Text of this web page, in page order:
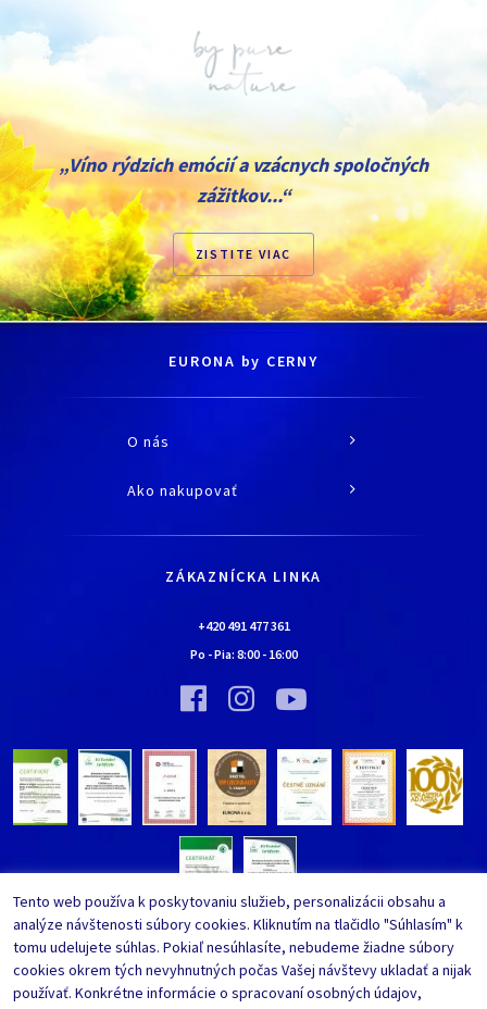
„Víno rýdzich emócií a vzácnych spoločných
zážitkov...“
ZISTITE VIAC
EURONA by CERNY
O nás
O spoločnosti
Kontaktné údaje
Bolo nebolo…
Vínna pivnica EURONA by Cerny
Bolo nebolo…
Ako nakupovať
Všetko o nákupe
Najčastejšie kladené otázky
Upraviť nastavenia ochrany
ZÁKAZNÍCKA LINKA
+420 491 477 361
Po - Pia: 8:00- 16:00
Tento web používa k poskytovaniu služieb, personalizácii obsahu a
analýze návštenosti súbory cookies. Kliknutím na tlačidlo "Súhlasím" k
tomu udelujete súhlas. Pokiaľ nesúhlasíte, nebudeme žiadne súbory
cookies okrem tých nevyhnutných počas Vašej návštevy ukladať a nijak
používať. Konkrétne informácie o spracovaní osobných údajov,